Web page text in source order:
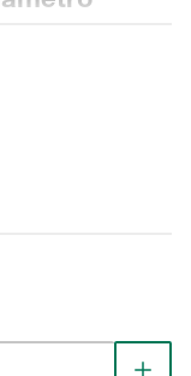
interior
Sellado: